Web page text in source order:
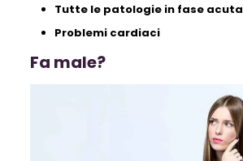
Tutte le patologie in fase acuta
Problemi cardiaci
Fa male?